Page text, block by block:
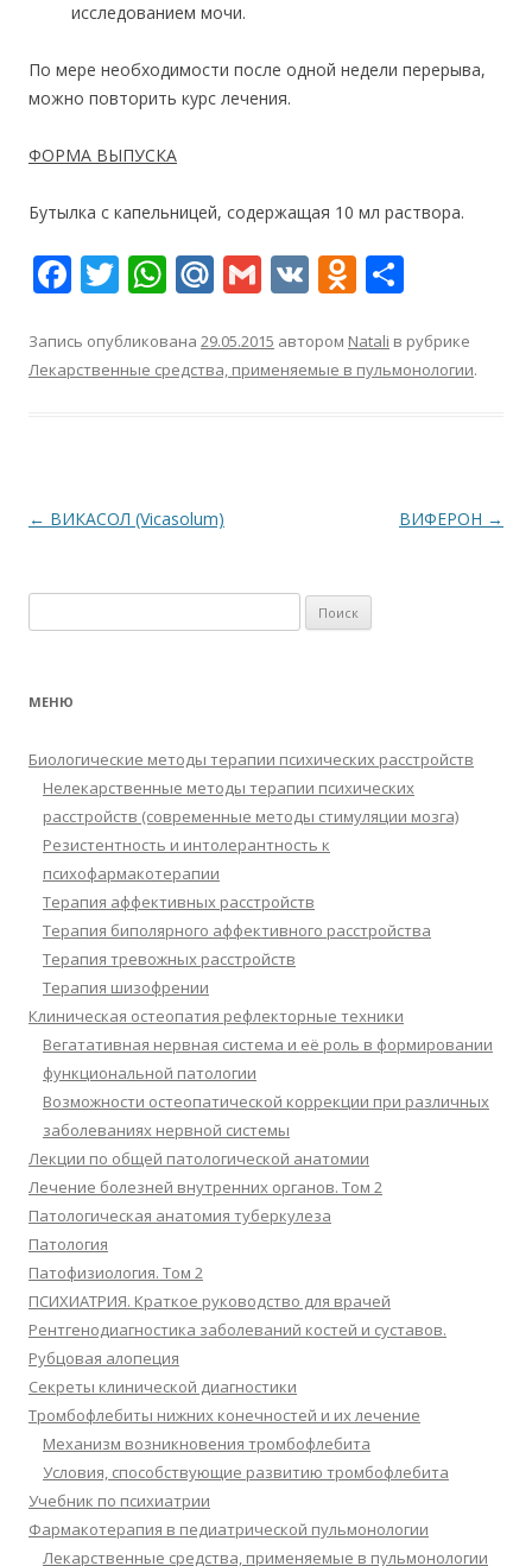
исследованием мочи.
По мере необходимости после одной недели перерыва,
можно повторить курс лечения.
ФОРМА ВЫПУСКА
Бутылка с капельницей, содержащая 10 мл раствора.
F
e
b
k
T
itt
er
W
at
s
p
M
l.
R
G
ai
l
V O
n
o
п
р
и
т
Запись опубликована 29.05.2015 автором Natali в рубрике
Лекарственные средства, применяемые в пульмонологии.
Навигация
← ВИКАСОЛ (Vicasolum) ВИФЕРОН →
МЕНЮ
Биологические методы терапии психических расстройств
Нелекарственные методы терапии психических
расстройств (современные методы стимуляции мозга)
Резистентность и интолерантность к
психофармакотерапии
Терапия аффективных расстройств
Терапия биполярного аффективного расстройства
Терапия тревожных расстройств
Терапия шизофрении
Клиническая остеопатия рефлекторные техники
Вегатативная нервная система и её роль в формировании
функциональной патологии
Возможности остеопатической коррекции при различных
заболеваниях нервной системы
Лекции по общей патологической анатомии
Лечение болезней внутренних органов. Том 2
Патологическая анатомия туберкулеза
Патология
Патофизиология. Том 2
ПСИХИАТРИЯ. Краткое руководство для врачей
Рентгенодиагностика заболеваний костей и суставов.
Рубцовая алопеция
Секреты клинической диагностики
Тромбофлебиты нижних конечностей и их лечение
Механизм возникновения тромбофлебита
Условия, способствующие развитию тромбофлебита
Учебник по психиатрии
Фармакотерапия в педиатрической пульмонологии
Лекарственные средства, применяемые в пульмонологии